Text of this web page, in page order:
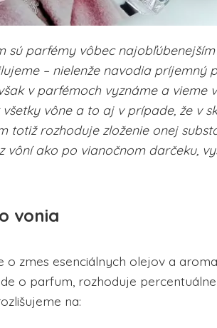
sú parfémy vôbec
– nielenže navodia príjemný
v parfémoch vyznáme a vieme
vône a to aj v prípade, že v
totiž rozhoduje zloženie onej
vôní ako po vianočnom darčeku,
vonia
o zmes esenciálnych olejov a
o parfum, rozhoduje
na: